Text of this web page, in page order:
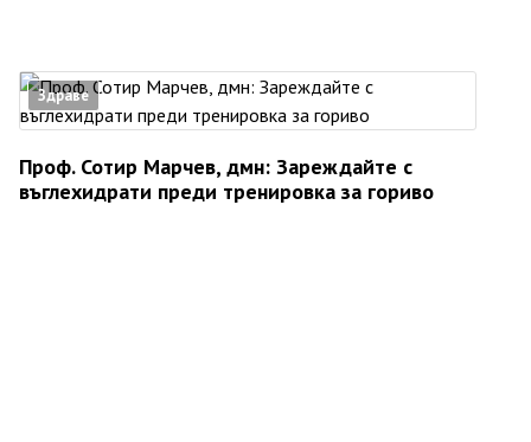
Здраве
Проф. Сотир Марчев, дмн: Зареждайте с
въглехидрати преди тренировка за гориво